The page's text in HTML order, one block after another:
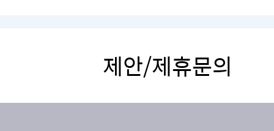
제안/제휴문의